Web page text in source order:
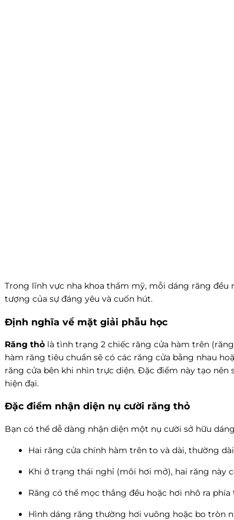
Trong lĩnh vực nha khoa thẩm mỹ, mỗi dáng răng
tượng của sự đáng yêu và cuốn hút.
Định nghĩa về mặt giải phẫu học
Răng thỏ là tình trạng 2 chiếc răng cửa hàm trên
hàm răng tiêu chuẩn sẽ có các răng cửa bằng nhau
răng cửa bên khi nhìn trực diện. Đặc điểm này tạo
hiện đại.
Đặc điểm nhận diện nụ cười răng thỏ
Bạn có thể dễ dàng nhận diện một nụ cười sở hữu
Hai răng cửa chính hàm trên to và dài, thường
Khi ở trạng thái nghỉ (môi hơi mở), hai răng này
Răng có thể mọc thẳng đều hoặc hơi nhô ra
Hình dáng răng thường hơi vuông hoặc bo tròn